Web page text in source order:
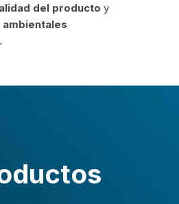
del producto y
.